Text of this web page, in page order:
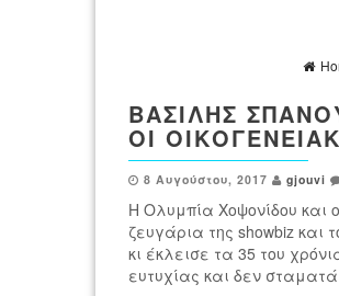
ΒΑΣΊΛΗΣ
ΟΙ
8 Αυγούστου, 2017 gjouvi
H Ολυμπία Χοψονίδου και
ζευγάρια της showbiz και
κι έκλεισε τα 35 του
ευτυχίας και δεν